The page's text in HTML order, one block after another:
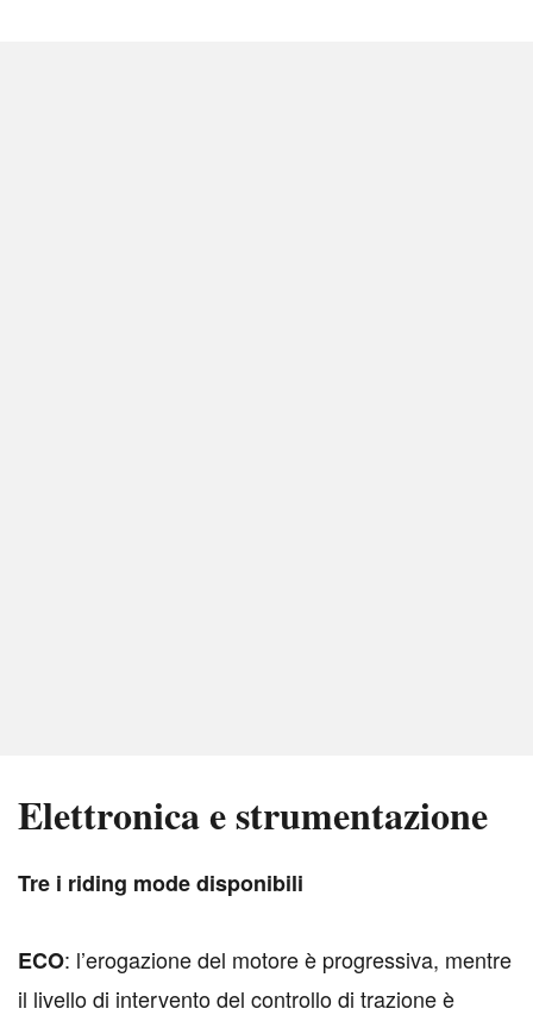
Elettronica e strumentazione
Tre i riding mode disponibili
ECO: l’erogazione del motore è progressiva, mentre
il livello di intervento del controllo di trazione è